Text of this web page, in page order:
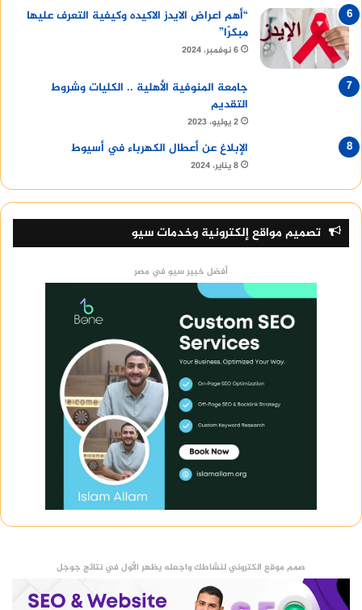
“أهم اعراض الايدز الاكيده وكيفية التعرف عليها
مبكرًا”
6 نوفمبر، 2024
جامعة المنوفية الأهلية .. الكليات وشروط
التقديم
2 يوليو، 2023
الإبلاغ عن أعطال الكهرباء في أسيوط
8 يناير، 2024
تصميم مواقع إلكترونية وخدمات سيو
أفضل خبير سيو في مصر
صمم موقع الكتروني لنشاطك واجعله يظهر الأول في نتائج جوجل